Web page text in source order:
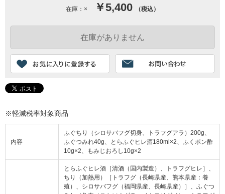
在庫：× ￥5,400 （税込）
※軽減税率対象商品
内容
ふぐちり（シロサバフグ切身、トラフグアラ）200g、
ふぐつみれ40g、とらふぐヒレ酒180ml×2、ふくポン酢
10g×2、もみじおろし10g×2
とらふぐヒレ酒［清酒（国内製造）、トラフグヒレ］、
ちり（加熱用）［トラフグ（長崎県産、熊本県産：養
殖）、シロサバフグ（福岡県産、長崎県産）］、ふぐつ